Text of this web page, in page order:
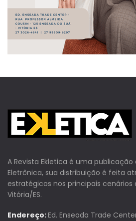
A Revista Ekletica é uma publicação
Eletrônica, sua distribuição é feita
estratégicos nos principais cenários
Vitória/ES.
Endereço:Ed. Enseada Trade